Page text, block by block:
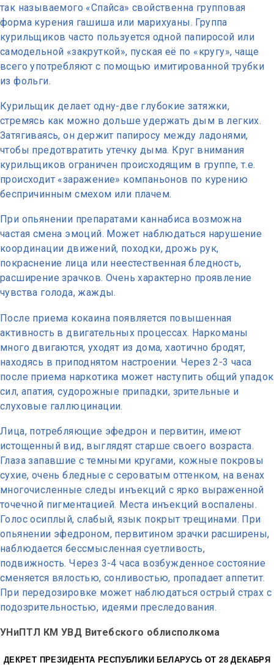
так называемого «Спайса» свойственна групповая
форма курения гашиша или марихуаны. Группа
курильщиков часто пользуется одной папиросой или
самодельной «закруткой», пуская её по «кругу», чаще
всего употребляют с помощью имитированной трубки
из фольги.
Курильщик делает одну-две глубокие затяжки,
стремясь как можно дольше удержать дым в легких.
Затягиваясь, он держит папиросу между ладонями,
чтобы предотвратить утечку дыма. Круг внимания
курильщиков ограничен происходящим в группе, т.е.
происходит «заражение» компаньонов по курению
беспричинным смехом или плачем.
При опьянении препаратами каннабиса возможна
частая смена эмоций. Может наблюдаться нарушение
координации движений, походки, дрожь рук,
покраснение лица или неестественная бледность,
расширение зрачков. Очень характерно проявление
чувства голода, жажды.
После приема кокаина появляется повышенная
активность в двигательных процессах. Наркоманы
много двигаются, уходят из дома, хаотично бродят,
находясь в приподнятом настроении. Через 2-3 часа
после приема наркотика может наступить общий упадок
сил, апатия, судорожные припадки, зрительные и
слуховые галлюцинации.
Лица, потребляющие эфедрон и первитин, имеют
истощенный вид, выглядят старше своего возраста.
Глаза запавшие с темными кругами, кожные покровы
сухие, очень бледные с сероватым оттенком, на венах
многочисленные следы инъекций с ярко выраженной
точечной пигментацией. Места инъекций воспалены.
Голос осиплый, слабый, язык покрыт трещинами. При
опьянении эфедроном, первитином зрачки расширены,
наблюдается бессмысленная суетливость,
подвижность. Через 3-4 часа возбужденное состояние
сменяется вялостью, сонливостью, пропадает аппетит.
При передозировке может наблюдаться острый страх с
подозрительностью, идеями преследования.
УНиПТЛ КМ УВД Витебского облисполкома
ДЕКРЕТ ПРЕЗИДЕНТА РЕСПУБЛИКИ БЕЛАРУСЬ ОТ 28 ДЕКАБРЯ